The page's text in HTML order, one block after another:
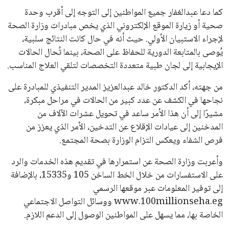
كما دعا عبدالغفار جميع المواطنين إلى التوجه إلى أقرب وحدة
صحية أو زيارة الموقع الإلكتروني الذي يخص مبادرات وزارة الصحة
لإجراء الاستبيان الأولي. حيث أنه في حال كانت النتائج سلبية،
يُوصى بالمتابعة الدورية للحفاظ على الصحة، بينما تُحال الحالات
الإيجابية إلى لجان طبية متعددة التخصصات لتلقي العلاج المناسب.
من جهته، أكد الدكتور خالد عبدالعزيز المدير التنفيذي للمبادرة على
نجاحها في الكشف عن عدد كبير من الحالات في مراحل مبكرة،
مشيرًا إلى أن هذا الأمر ساعد في تحويل عشرات الآلاف من
المدخنين إلى عيادات الإقلاع عن التدخين، الأمر الذي يعزز من
فرص الشفاء ويعكس التزام الوزارة بصحة المجتمع.
وأعربت وزارة الصحة عن استمرارها في تقديم هذه الخدمات والرد
على الاستفسارات من خلال الخط الساخن 105 و15335، بالإضافة
إلى توفير المعلومات عبر موقعها الرسمي
www.100millionseha.eg ووسائل التواصل الاجتماعي
الخاصة بها، مما يسهل على المواطنين الوصول إلى الدعم اللازم.